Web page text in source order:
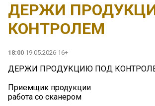
ДЕРЖИ
КОНТРОЛЕМ
18:00 19.05.2026 16+
ДЕРЖИ ПРОДУКЦИЮ ПОД
Приемщик продукции
работа со сканером